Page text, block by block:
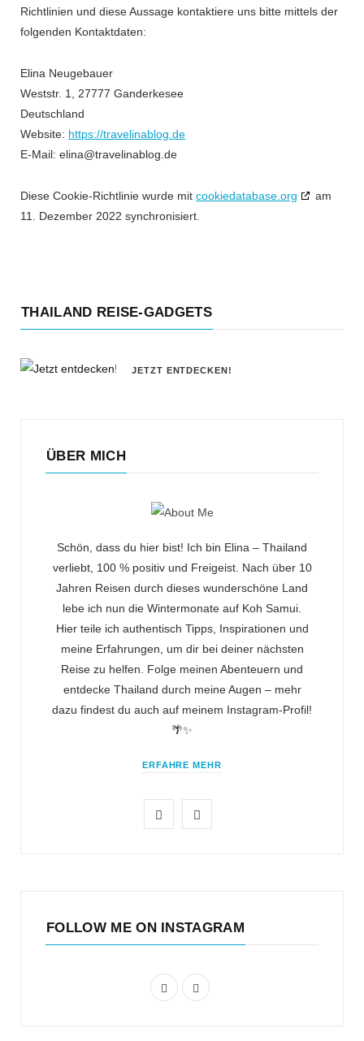
Richtlinien und diese Aussage kontaktiere uns bitte mittels der
folgenden Kontaktdaten:
Elina Neugebauer
Weststr. 1, 27777 Ganderkesee
Deutschland
Website: https://travelinablog.de
E-Mail: elina@travelinablog.de
Diese Cookie-Richtlinie wurde mit cookiedatabase.org
am
11. Dezember 2022 synchronisiert.
THAILAND REISE-GADGETS
JETZT ENTDECKEN!
ÜBER MICH
Schön, dass du hier bist! Ich bin Elina – Thailand
verliebt, 100 % positiv und Freigeist. Nach über 10
Jahren Reisen durch dieses wunderschöne Land
lebe ich nun die Wintermonate auf Koh Samui.
Hier teile ich authentisch Tipps, Inspirationen und
meine Erfahrungen, um dir bei deiner nächsten
Reise zu helfen. Folge meinen Abenteuern und
entdecke Thailand durch meine Augen – mehr
dazu findest du auch auf meinem Instagram-Profil!
🌴✨
ERFAHRE MEHR
a
r
e
e
FOLLOW ME ON INSTAGRAM